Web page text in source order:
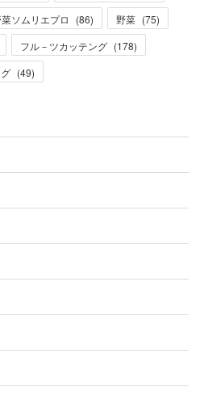
ソムリエプロ (86) 野菜 (75)
フル－ツカッテング (178)
(49)